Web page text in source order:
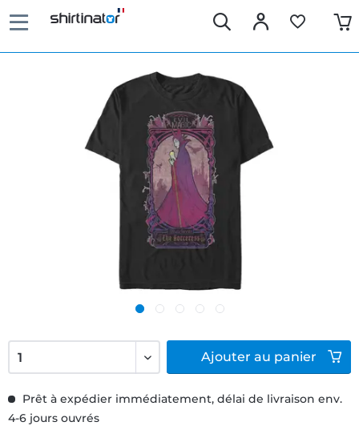
Prêt à expédier immédiatement, délai de livraison env.
4-6 jours ouvrés
Ajouter au panier